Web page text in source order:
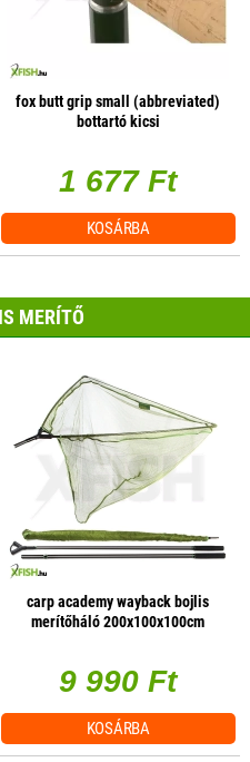
fox butt grip small (abbreviated)
bottartó kicsi
1 677 Ft
KOSÁRBA
MERÍTŐ
carp academy wayback bojlis
merítőháló 200x100x100cm
9 990 Ft
KOSÁRBA